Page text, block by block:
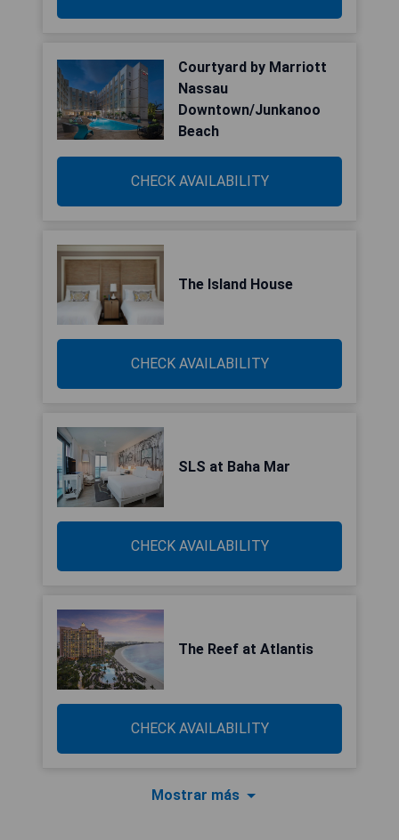
Courtyard by Marriott
Nassau
Downtown/Junkanoo
Beach
CHECK AVAILABILITY
The Island House
CHECK AVAILABILITY
SLS at Baha Mar
CHECK AVAILABILITY
The Reef at Atlantis
CHECK AVAILABILITY
Mostrar más